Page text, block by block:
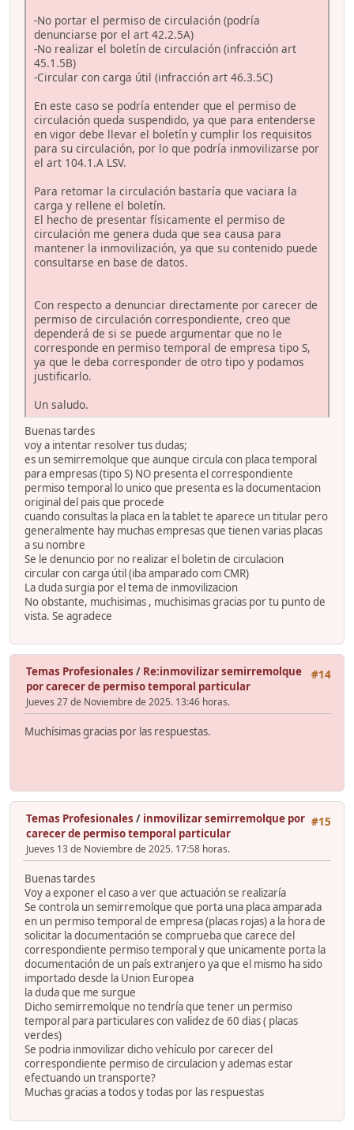
-No portar el permiso de circulación (podría
denunciarse por el art 42.2.5A)
-No realizar el boletín de circulación (infracción art
45.1.5B)
-Circular con carga útil (infracción art 46.3.5C)
En este caso se podría entender que el permiso de
circulación queda suspendido, ya que para entenderse
en vigor debe llevar el boletín y cumplir los requisitos
para su circulación, por lo que podría inmovilizarse por
el art 104.1.A LSV.
Para retomar la circulación bastaría que vaciara la
carga y rellene el boletín.
El hecho de presentar físicamente el permiso de
circulación me genera duda que sea causa para
mantener la inmovilización, ya que su contenido puede
consultarse en base de datos.
Con respecto a denunciar directamente por carecer de
permiso de circulación correspondiente, creo que
dependerá de si se puede argumentar que no le
corresponde en permiso temporal de empresa tipo S,
ya que le deba corresponder de otro tipo y podamos
justificarlo.
Un saludo.
Buenas tardes
voy a intentar resolver tus dudas;
es un semirremolque que aunque circula con placa temporal
para empresas (tipo S) NO presenta el correspondiente
permiso temporal lo unico que presenta es la documentacion
original del pais que procede
cuando consultas la placa en la tablet te aparece un titular pero
generalmente hay muchas empresas que tienen varias placas
a su nombre
Se le denuncio por no realizar el boletin de circulacion
circular con carga útil (iba amparado com CMR)
La duda surgia por el tema de inmovilizacion
No obstante, muchisimas , muchisimas gracias por tu punto de
vista. Se agradece
#14
Temas Profesionales / Re:inmovilizar semirremolque
por carecer de permiso temporal particular
Jueves 27 de Noviembre de 2025. 13:46 horas.
Muchísimas gracias por las respuestas.
#15
Temas Profesionales / inmovilizar semirremolque por
carecer de permiso temporal particular
Jueves 13 de Noviembre de 2025. 17:58 horas.
Buenas tardes
Voy a exponer el caso a ver que actuación se realizaría
Se controla un semirremolque que porta una placa amparada
en un permiso temporal de empresa (placas rojas) a la hora de
solicitar la documentación se comprueba que carece del
correspondiente permiso temporal y que unicamente porta la
documentación de un país extranjero ya que el mismo ha sido
importado desde la Union Europea
la duda que me surgue
Dicho semirremolque no tendría que tener un permiso
temporal para particulares con validez de 60 dias ( placas
verdes)
Se podria inmovilizar dicho vehículo por carecer del
correspondiente permiso de circulacion y ademas estar
efectuando un transporte?
Muchas gracias a todos y todas por las respuestas